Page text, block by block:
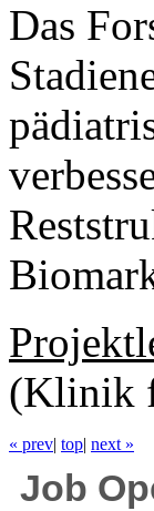
Das
(Klinik
« prev| top| next »
Job